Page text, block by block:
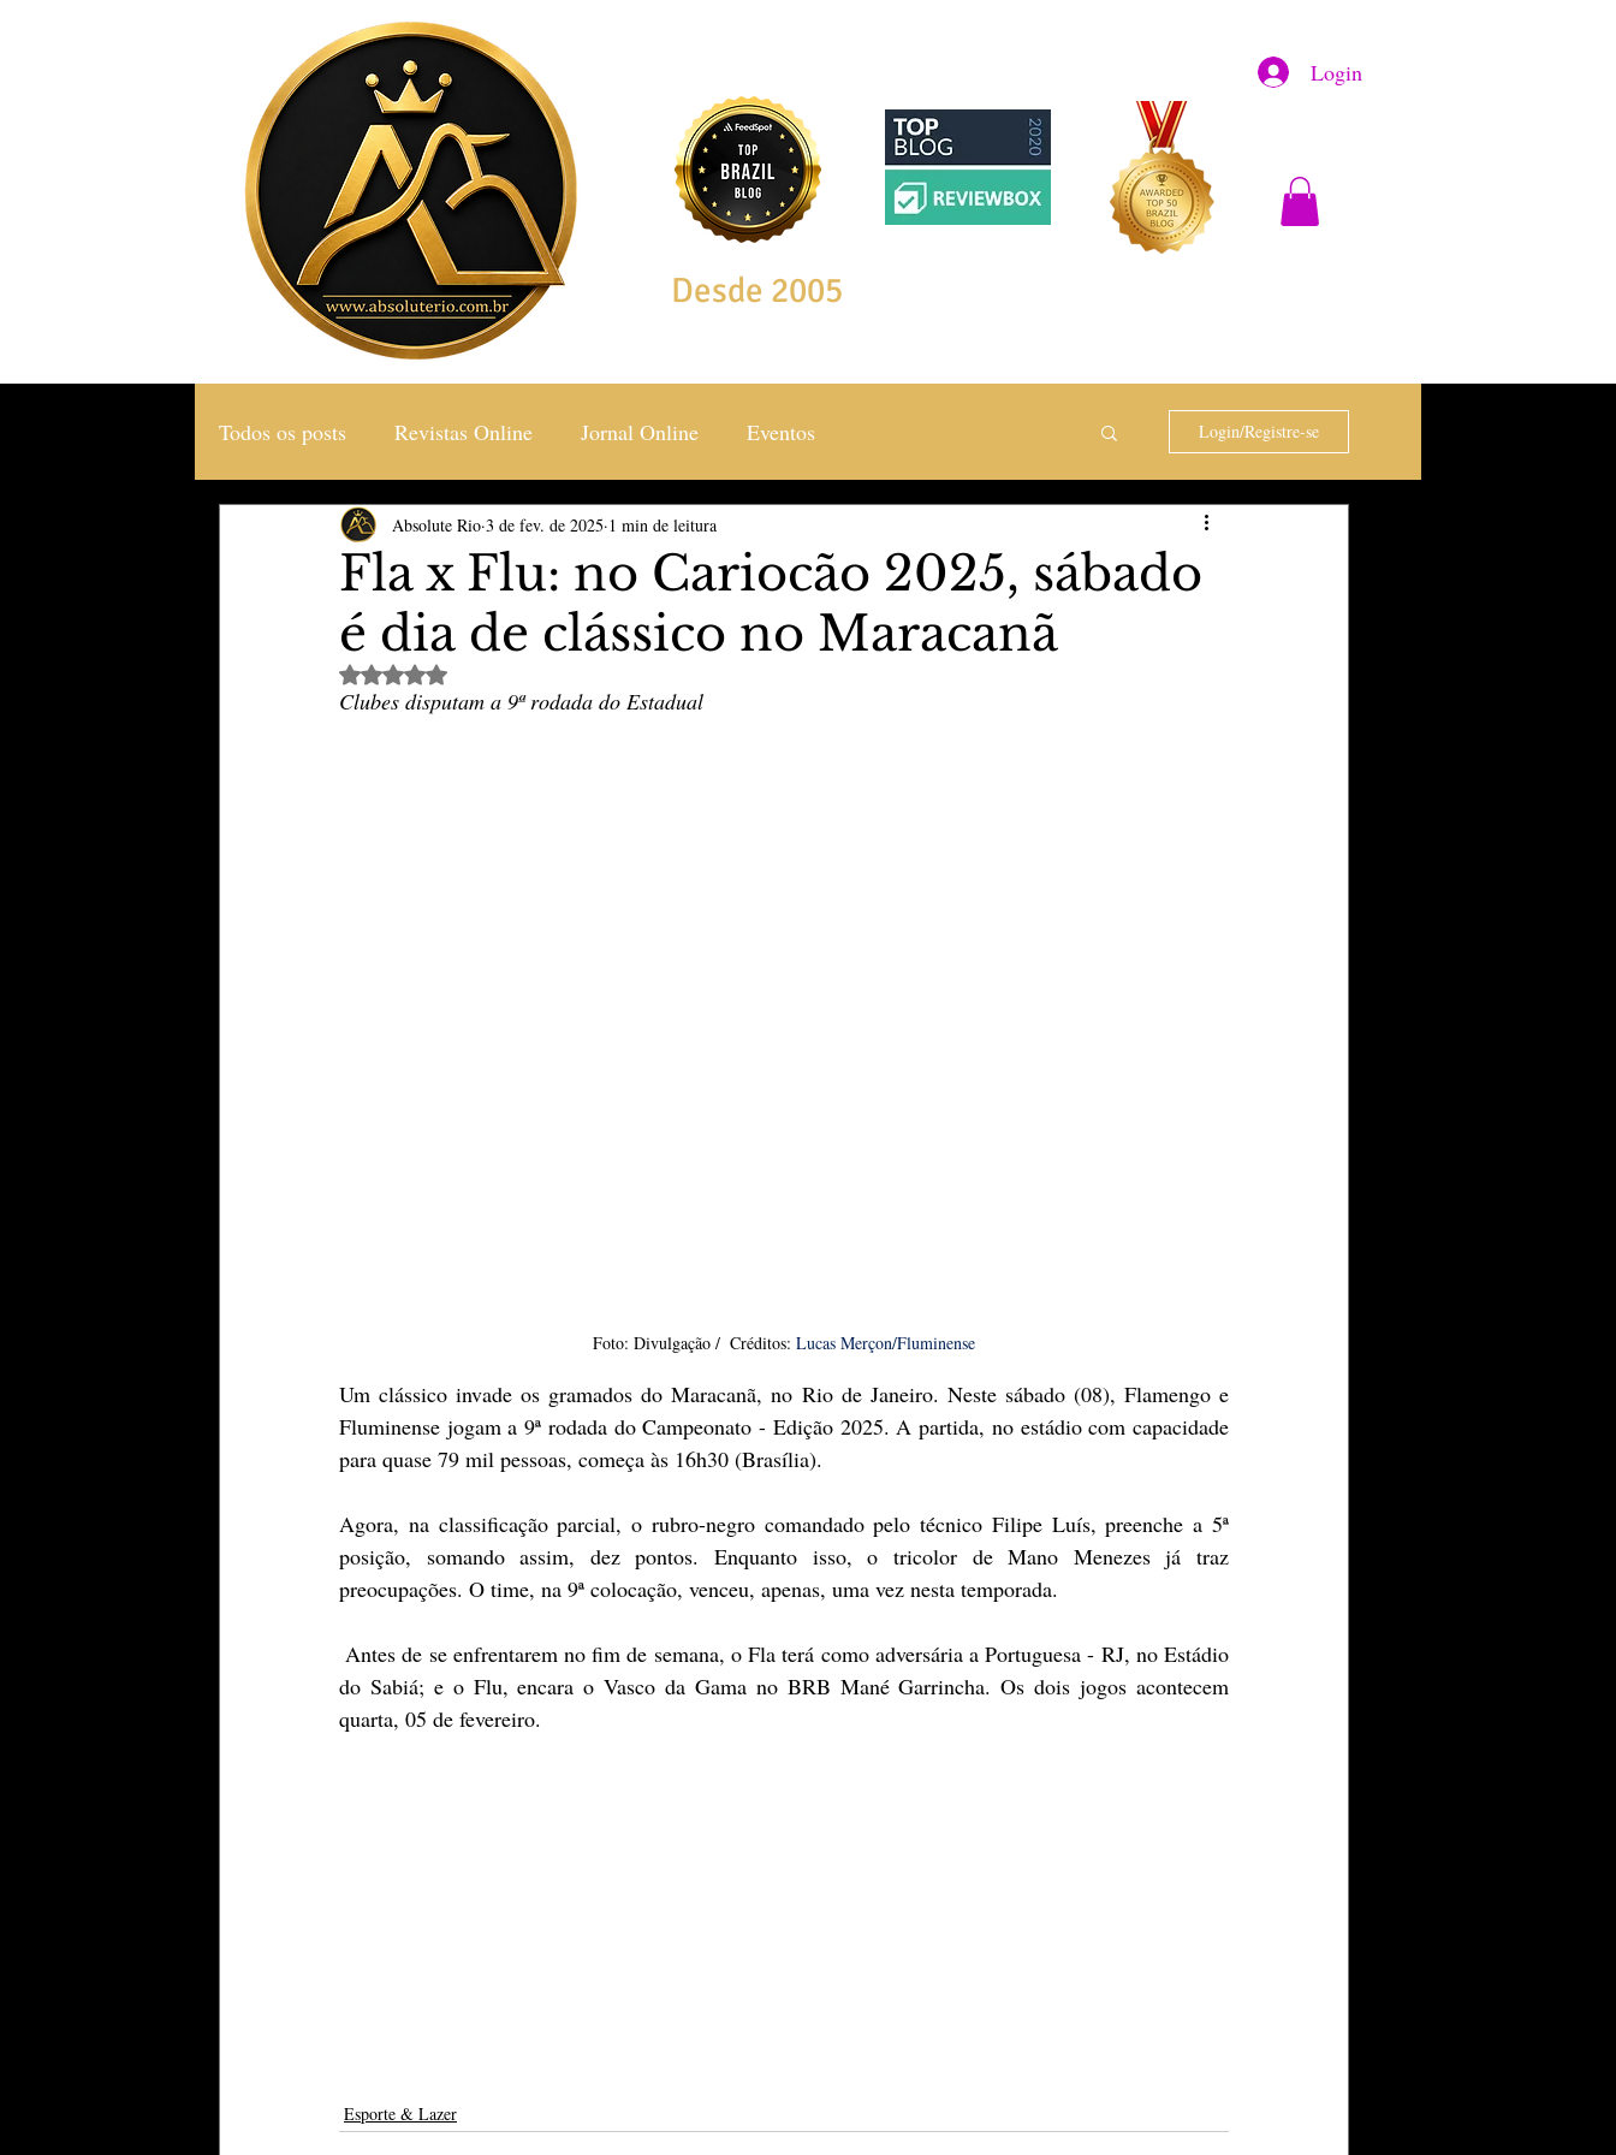
Login
Desde 2005
Todos os posts Revistas Online Jornal Online Eventos
Gastronomia & Turismo Social & Estilos
TheVipClubBusiness Revistas The Vip Club Business Marujo Carioca
Educação & Tecnologia
Login/Registre-se
Fla x Flu: no Cariocão 2025, sábado
é dia de clássico no Maracanã
Absolute Rio 3 de fev. de 2025 1 min de leitura
Avaliado com NaN de 5 estrelas.
Clubes disputam a 9ª rodada do Estadual
Foto: Divulgação /  Créditos: Lucas Merçon/Fluminense
Um clássico invade os gramados do Maracanã, no Rio de Janeiro. Neste sábado (08), Flamengo e
Fluminense jogam a 9ª rodada do Campeonato - Edição 2025. A partida, no estádio com capacidade
para quase 79 mil pessoas, começa às 16h30 (Brasília).
Agora, na classificação parcial, o rubro-negro comandado pelo técnico Filipe Luís, preenche a 5ª
posição, somando assim, dez pontos. Enquanto isso, o tricolor de Mano Menezes já traz
preocupações. O time, na 9ª colocação, venceu, apenas, uma vez nesta temporada.
do Sabiá; e o Flu, encara o Vasco da Gama no BRB Mané Garrincha. Os dois jogos acontecem
quarta, 05 de fevereiro.
Esporte & Lazer